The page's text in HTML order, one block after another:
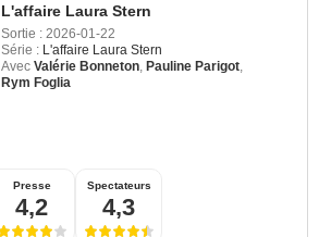
L'affaire Laura Stern
Sortie : 2026-01-22
Série : L'affaire Laura Stern
Avec Valérie Bonneton Pauline Parigot
Rym Foglia
Presse
4,2
Spectateurs
4,3